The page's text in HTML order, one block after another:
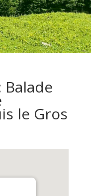
Balade
le Gros